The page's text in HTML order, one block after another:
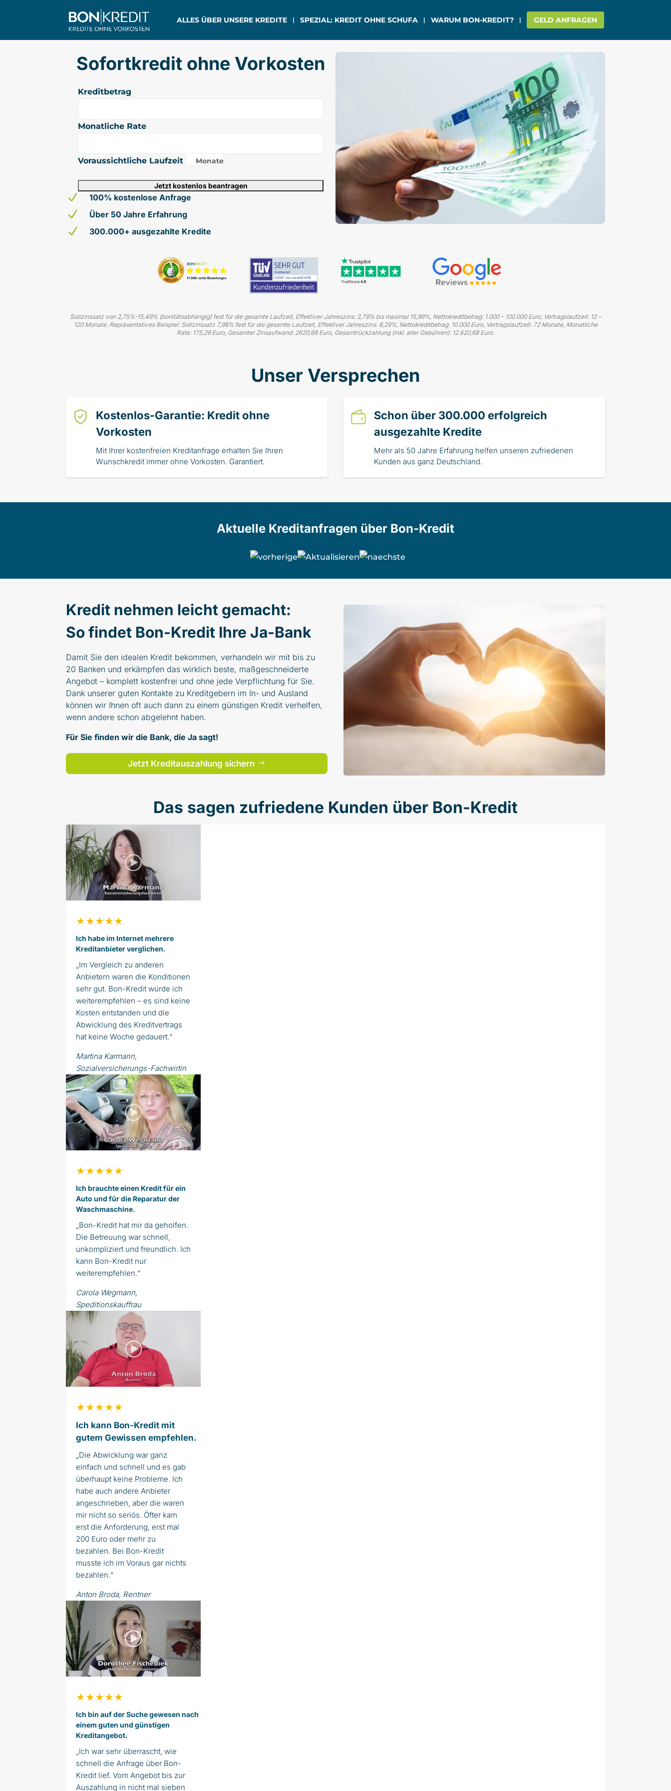
ALLES ÜBER UNSERE KREDITE SPEZIAL: KREDIT OHNE SCHUFA WARUM BON-KREDIT? GELD ANFRAGEN
Sofortkredit ohne Vorkosten
Kreditbetrag
Monatliche Rate
Voraussichtliche Laufzeit Monate
N 100% kostenlose Anfrage
N Über 50 Jahre Erfahrung
N 300.000+ ausgezahlte Kredite
Sollzinssatz von 2,75%-15,49% (bonitätsabhängig) fest für die gesamte Laufzeit, Effektiver Jahreszins: 2,79% bis maximal 15,99%, Nettokreditbetrag: 1.000 – 100.000 Euro, Vertragslaufzeit: 12 –
120 Monate. Repräsentatives Beispiel: Sollzinssatz 7,98% fest für die gesamte Laufzeit, Effektiver Jahreszins: 8,29%, Nettokreditbetrag: 10.000 Euro, Vertragslaufzeit: 72 Monate, Monatliche
Rate: 175,29 Euro, Gesamter Zinsaufwand: 2620,68 Euro, Gesamtrückzahlung (inkl. aller Gebühren): 12.620,68 Euro.
Unser Versprechen
Kostenlos-Garantie: Kredit ohne
Vorkosten
Mit Ihrer kostenfreien Kreditanfrage erhalten Sie Ihren
Wunschkredit immer ohne Vorkosten. Garantiert.
Schon über 300.000 erfolgreich
ausgezahlte Kredite
Mehr als 50 Jahre Erfahrung helfen unseren zufriedenen
Kunden aus ganz Deutschland.
Aktuelle Kreditanfragen über Bon-Kredit
Kredit nehmen leicht gemacht:
So findet Bon-Kredit Ihre Ja-Bank
Damit Sie den idealen Kredit bekommen, verhandeln wir mit bis zu
20 Banken und erkämpfen das wirklich beste, maßgeschneiderte
Angebot – komplett kostenfrei und ohne jede Verpflichtung für Sie.
Dank unserer guten Kontakte zu Kreditgebern im In- und Ausland
können wir Ihnen oft auch dann zu einem günstigen Kredit verhelfen,
wenn andere schon abgelehnt haben.
Für Sie finden wir die Bank, die Ja sagt!
Jetzt Kreditauszahlung sichern
Das sagen zufriedene Kunden über Bon-Kredit
★★★★★
Ich habe im Internet mehrere
Kreditanbieter verglichen.
„Im Vergleich zu anderen
Anbietern waren die Konditionen
sehr gut. Bon-Kredit würde ich
weiterempfehlen – es sind keine
Kosten entstanden und die
Abwicklung des Kreditvertrags
hat keine Woche gedauert.“
Martina Karmann,
Sozialversicherungs-Fachwirtin
★★★★★
Ich brauchte einen Kredit für ein
Auto und für die Reparatur der
Waschmaschine.
„Bon-Kredit hat mir da geholfen.
Die Betreuung war schnell,
unkompliziert und freundlich. Ich
kann Bon-Kredit nur
weiterempfehlen.“
Carola Wegmann,
Speditionskauffrau
★★★★★
Ich kann Bon-Kredit mit
gutem Gewissen empfehlen.
„Die Abwicklung war ganz
einfach und schnell und es gab
überhaupt keine Probleme. Ich
habe auch andere Anbieter
angeschrieben, aber die waren
mir nicht so seriös. Öfter kam
erst die Anforderung, erst mal
200 Euro oder mehr zu
bezahlen. Bei Bon-Kredit
musste ich im Voraus gar nichts
bezahlen.“
Anton Broda, Rentner
★★★★★
Ich bin auf der Suche gewesen nach
einem guten und günstigen
Kreditangebot.
„Ich war sehr überrascht, wie
schnell die Anfrage über Bon-
Kredit lief. Vom Angebot bis zur
Auszahlung in nicht mal sieben